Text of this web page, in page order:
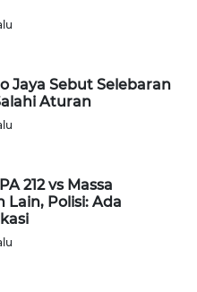
Jaya Sebut Selebaran
Aturan
212 vs Massa
Lain, Polisi: Ada